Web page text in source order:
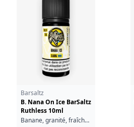
Barsaltz
B. Nana On Ice BarSaltz
Ruthless 10ml
Banane, granité, fraîcheur